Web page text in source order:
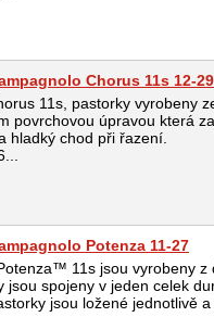
Chorus 11s 12-29
11s, pastorky vyrobeny
povrchovou úpravou která
hladký chod při řazení.
Potenza 11-27
11s jsou vyrobeny z
jsou spojeny v jeden celek
jsou ložené jednotlivě a